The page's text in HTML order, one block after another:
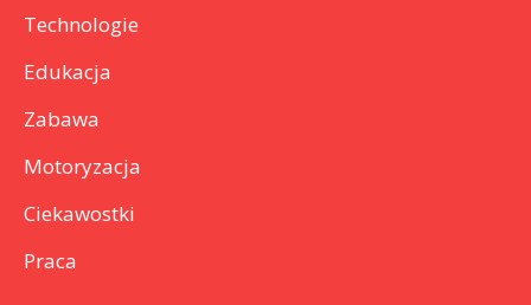
Technologie
Edukacja
Zabawa
Motoryzacja
Ciekawostki
Praca